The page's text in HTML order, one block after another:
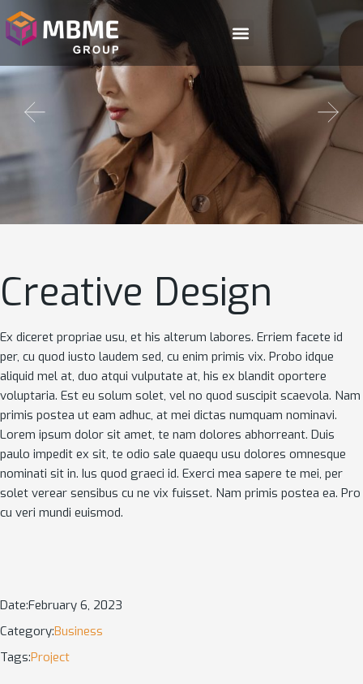
Creative Design
Ex diceret propriae usu, et his alterum labores. Erriem facete id
per, cu quod iusto laudem sed, cu enim primis vix. Probo idque
aliquid mel at, duo atqui vulputate at, his ex blandit oportere
voluptaria. Est eu solum solet, vel no quod suscipit scaevola. Nam
primis postea ut eam adhuc, at mei dictas numquam nominavi.
Lorem ipsum dolor sit amet, te nam dolores abhorreant. Duis
paulo impedit ex sit, te odio sale quaequ usu dolores omnesque
nominati sit in. Ius quod graeci id. Exerci mea sapere te mei, per
solet verear sensibus cu ne vix fuisset. Nam primis postea ea. Pro
cu veri mundi euismod.
Date:February 6, 2023
Category:Business
Tags:Project